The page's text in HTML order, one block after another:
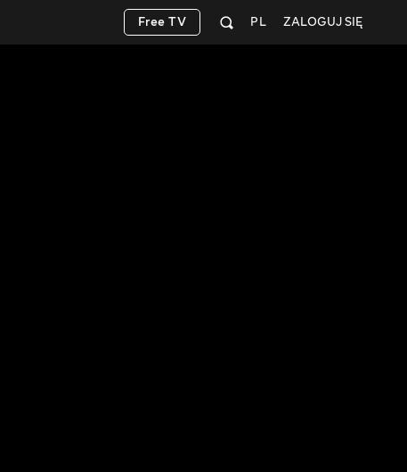
ZALOGUJ SIĘ
PL
Free TV